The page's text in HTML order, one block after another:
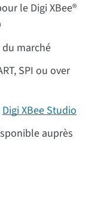
le Digi XBee®
marché
SPI ou over
Digi XBee Studio
auprès